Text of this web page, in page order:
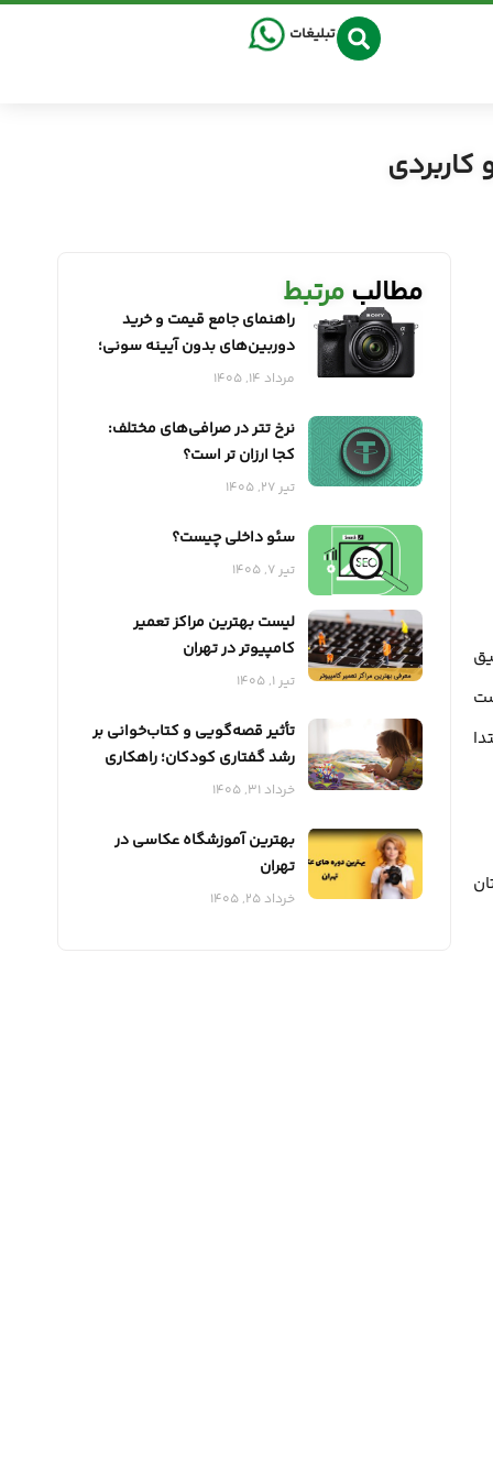
تبلیغات
مطالبمرتبط
راهنمای جامع قیمت و خرید
دوربین‌های بدون آیینه سونی؛
انتخابی هوشمندانه با نمایندگی
مرداد 14, 1405
نرخ تتر در صرافی‌های مختلف:
کجا ارزان تر است؟
تیر 27, 1405
سئو داخلی چیست؟
تیر 7, 1405
لیست بهترین مراکز تعمیر
کامپیوتر در تهران
تیر 1, 1405
تأثیر قصه‌گویی و کتاب‌خوانی بر
رشد گفتاری کودکان؛ راهکاری
مؤثر برای تقویت مهارت‌های
خرداد 31, 1405
بهترین آموزشگاه عکاسی در
تهران
خرداد 25, 1405